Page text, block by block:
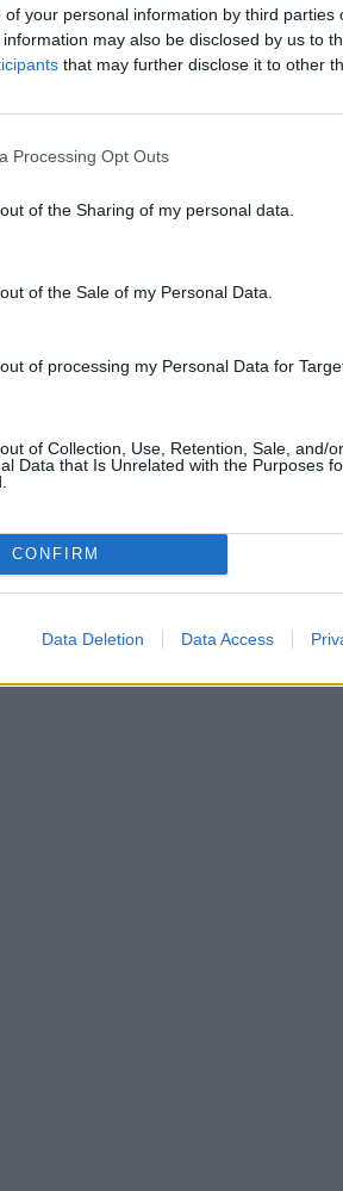
your personal information by third parties
may also be disclosed by us to
that may further disclose it to other
Processing Opt Outs
of the Sharing of my personal data.
of the Sale of my Personal Data.
of processing my Personal Data for
of Collection, Use, Retention, Sale, and/
Data that Is Unrelated with the Purposes
CONFIRM
Data Deletion Data Access